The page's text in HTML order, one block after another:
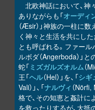
北欧神話において、神
ありながらも「オーディ
（Æsir）」神族の一柱に
く神々と生活を共にした
とも呼ばれる。ファール
ルボダ（Angerboda）」と
蛇「ミズガルズオルム（
王「ヘル（Hel）」を、「シギ
Vali）」、「ナルヴィ （
格で、その知恵と姦計
を救ったりするが、大抵